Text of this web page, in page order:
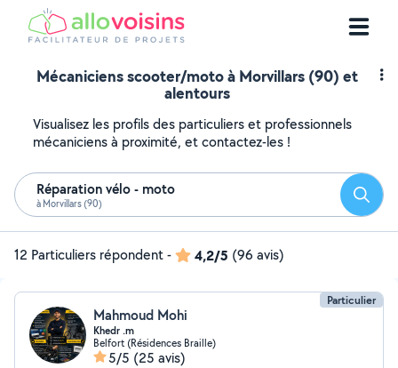
Mécaniciens scooter/moto à Morvillars (90) et
alentours
Visualisez les profils des particuliers et professionnels
mécaniciens à proximité, et contactez-les !
Réparation vélo - moto
à Morvillars (90)
12 Particuliers répondent- 4,2/5 (96 avis)
Particulier
Mahmoud Mohi
Khedr .m
Belfort (Résidences Braille)
5/5 (25 avis)